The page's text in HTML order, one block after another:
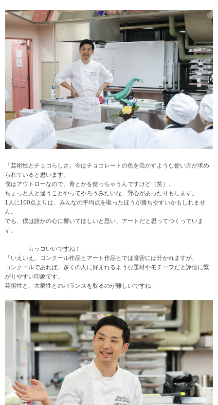
「芸術性とチョコらしさ。今はチョコレートの色を活かすような使い方が求め
られていると思います。
僕はアウトローなので、青とかを使っちゃうんですけど（笑）。
ちょっと人と違うことやってやろうみたいな、野心があったりもします。
1人に100点よりは、みんなの平均点を取ったほうが勝ちやすいかもしれませ
ん。
でも、僕は誰かの心に響いてほしいと思い、アートだと思ってつくっていま
す」
――― カッコいいですね！
「いえいえ。コンクール作品とアート作品とでは厳密には分かれますが、
コンクールであれば、多くの人に好まれるような題材やモチーフだと評価に繋
がりやすい印象です。
芸術性と、大衆性とのバランスを取るのが難しいですね」